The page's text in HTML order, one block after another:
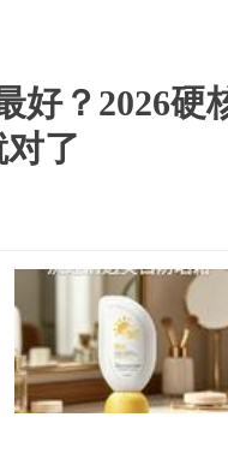
好？2026硬
了